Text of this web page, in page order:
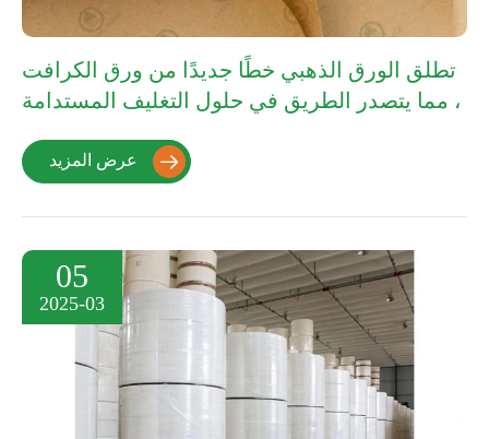
تطلق الورق الذهبي خطًا جديدًا من ورق الكرافت
، مما يتصدر الطريق في حلول التغليف المستدامة

05
2025-03